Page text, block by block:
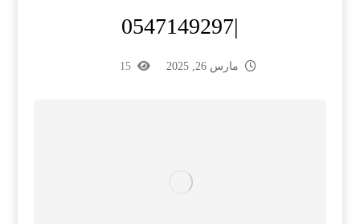
|0547149297
مارس 26, 2025 15